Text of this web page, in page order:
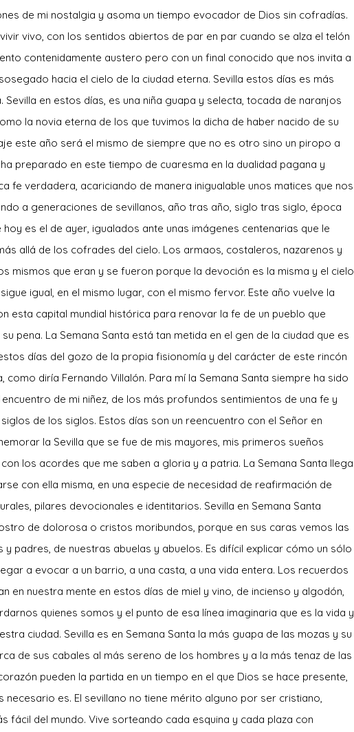
de mi nostalgia y asoma un tiempo evocador de Dios sin cofradías.
vivo, con los sentidos abiertos de par en par cuando se alza el telón
contenidamente austero pero con un final conocido que nos invita a
hacia el cielo de la ciudad eterna. Sevilla estos días es más
Sevilla en estos días, es una niña guapa y selecta, tocada de naranjos
la novia eterna de los que tuvimos la dicha de haber nacido de su
este año será el mismo de siempre que no es otro sino un piropo a
preparado en este tiempo de cuaresma en la dualidad pagana y
fe verdadera, acariciando de manera inigualable unos matices que nos
a generaciones de sevillanos, año tras año, siglo tras siglo, época
es el de ayer, igualados ante unas imágenes centenarias que le
allá de los cofrades del cielo. Los armaos, costaleros, nazarenos y
mismos que eran y se fueron porque la devoción es la misma y el cielo
igual, en el mismo lugar, con el mismo fervor. Este año vuelve la
esta capital mundial histórica para renovar la fe de un pueblo que
pena. La Semana Santa está tan metida en el gen de la ciudad que es
días del gozo de la propia fisionomía y del carácter de este rincón
como diría Fernando Villalón. Para mí la Semana Santa siempre ha sido
de mi niñez, de los más profundos sentimientos de una fe y
de los siglos. Estos días son un reencuentro con el Señor en
la Sevilla que se fue de mis mayores, mis primeros sueños
los acordes que me saben a gloria y a patria. La Semana Santa llega
con ella misma, en una especie de necesidad de reafirmación de
pilares devocionales e identitarios. Sevilla en Semana Santa
de dolorosa o cristos moribundos, porque en sus caras vemos las
padres, de nuestras abuelas y abuelos. Es difícil explicar cómo un sólo
a evocar a un barrio, a una casta, a una vida entera. Los recuerdos
en nuestra mente en estos días de miel y vino, de incienso y algodón,
quienes somos y el punto de esa línea imaginaria que es la vida y
ciudad. Sevilla es en Semana Santa la más guapa de las mozas y su
de sus cabales al más sereno de los hombres y a la más tenaz de las
pueden la partida en un tiempo en el que Dios se hace presente,
necesario es. El sevillano no tiene mérito alguno por ser cristiano,
fácil del mundo. Vive sorteando cada esquina y cada plaza con